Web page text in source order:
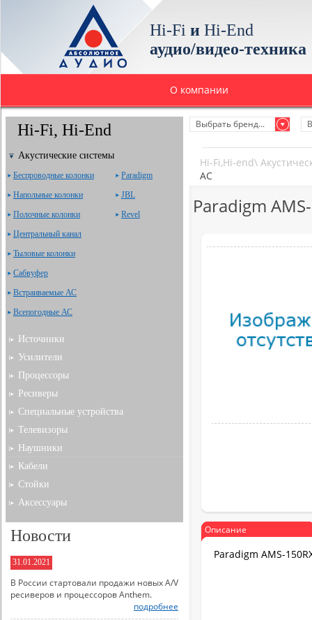
Hi-Fi и Hi-End
аудио/видео-техника
О компании
Выбрать бренд...
Hi-Fi,Hi-end\
АС
Paradigm
Описание
Paradigm AMS-
Hi-Fi, Hi-End
Акустические системы
Беспроводные колонки
Напольные колонки
Полочные колонки
Центральный канал
Тыловые колонки
Сабвуфер
Встраиваемые АС
Всепогодные АС
Paradigm
JBL
Revel
Источники
Усилители
Процессоры
Ресиверы
Специальные устройства
Телевизоры
Наушники
Кабели
Стойки
Аксессуары
Новости
31.01.2021
В России стартовали продажи новых A/V
ресиверов и процессоров Anthem.
подробнее